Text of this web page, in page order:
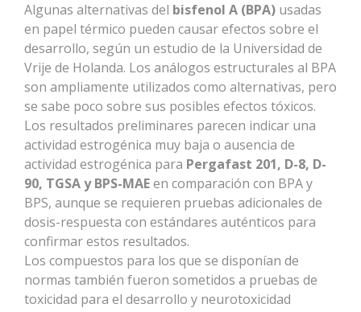
Algunas alternativas del bisfenol A (BPA) usadas
en papel térmico pueden causar efectos sobre el
desarrollo, según un estudio de la Universidad de
Vrije de Holanda. Los análogos estructurales al BPA
son ampliamente utilizados como alternativas, pero
se sabe poco sobre sus posibles efectos tóxicos.
Los resultados preliminares parecen indicar una
actividad estrogénica muy baja o ausencia de
actividad estrogénica para Pergafast 201, D-8, D-
90, TGSA y BPS-MAEen comparación con BPA y
BPS, aunque se requieren pruebas adicionales de
dosis-respuesta con estándares auténticos para
confirmar estos resultados.
Los compuestos para los que se disponían de
normas también fueron sometidos a pruebas de
toxicidad para el desarrollo y neurotoxicidad